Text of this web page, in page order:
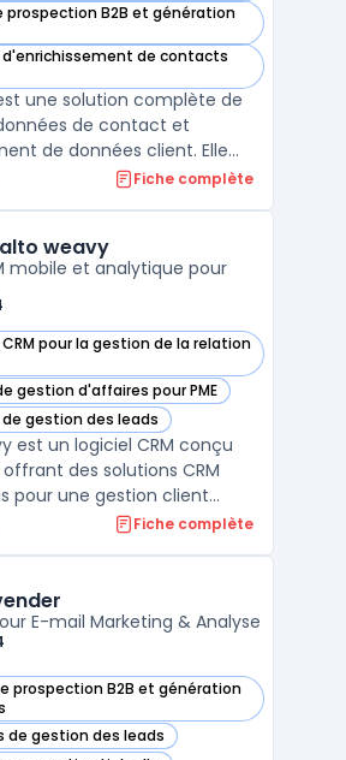
prospection B2B et génération
dans cette catégorie
d'enrichissement de contacts
dans cette catégorie
une solution complète de
de contact et
de données client. Elle
de centraliser,
données utilisées pour la
...
Fiche complète
weavy
mobile et analytique pour
pour la gestion de la relation
dans cette catégorie
gestion d'affaires pour PME
weavy dans cette catégorie
de gestion des leads
dans cette catégorie
est un logiciel CRM conçu
offrant des solutions CRM
pour une gestion client
une communication
de gestion et de
Divalto Weavy ...
Fiche complète
E-mail Marketing & Analyse
prospection B2B et génération
dans cette catégorie
de gestion des leads
dans cette catégorie